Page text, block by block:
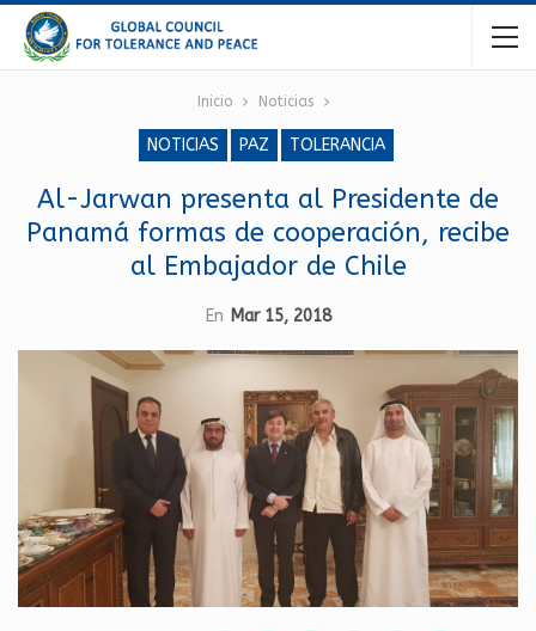
Inicio Noticias
NOTICIAS PAZ TOLERANCIA
Al-Jarwan presenta al Presidente de
Panamá formas de cooperación, recibe
al Embajador de Chile
En Mar 15, 2018